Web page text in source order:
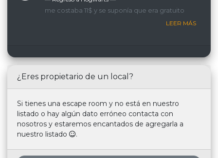
me costaba 11$ y se suponía que era gratuito
LEER MÁS
¿Eres propietario de un local?
Si tienes una escape room y no está en nuestro
listado o hay algún dato erróneo contacta con
nosotros y estaremos encantados de agregarla a
nuestro listado
.